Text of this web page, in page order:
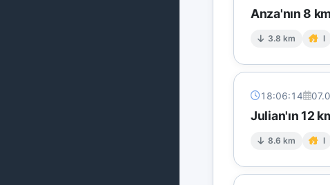
Anza'nın 8
3.8 km I
18:06:14
Julian'ın 12
8.6 km I